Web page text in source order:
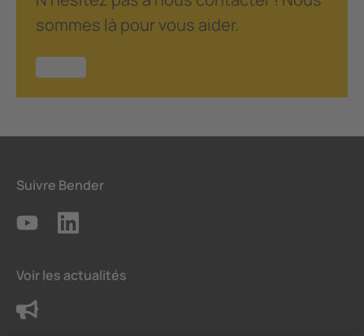
sommes là pour vous aider.
Suivre Bender
Voir les actualités